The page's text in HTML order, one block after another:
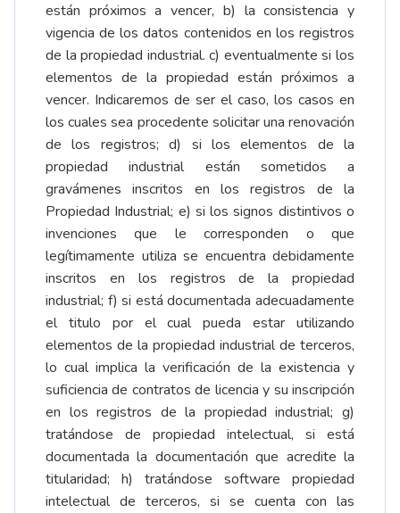
están próximos a vencer, b) la consistencia y
vigencia de los datos contenidos en los registros
de la propiedad industrial. c) eventualmente si los
elementos de la propiedad están próximos a
vencer. Indicaremos de ser el caso, los casos en
los cuales sea procedente solicitar una renovación
de los registros; d) si los elementos de la
propiedad industrial están sometidos a
gravámenes inscritos en los registros de la
Propiedad Industrial; e) si los signos distintivos o
invenciones que le corresponden o que
legítimamente utiliza se encuentra debidamente
inscritos en los registros de la propiedad
industrial; f) si está documentada adecuadamente
el titulo por el cual pueda estar utilizando
elementos de la propiedad industrial de terceros,
lo cual implica la verificación de la existencia y
suficiencia de contratos de licencia y su inscripción
en los registros de la propiedad industrial; g)
tratándose de propiedad intelectual, si está
documentada la documentación que acredite la
titularidad; h) tratándose software propiedad
intelectual de terceros, si se cuenta con las